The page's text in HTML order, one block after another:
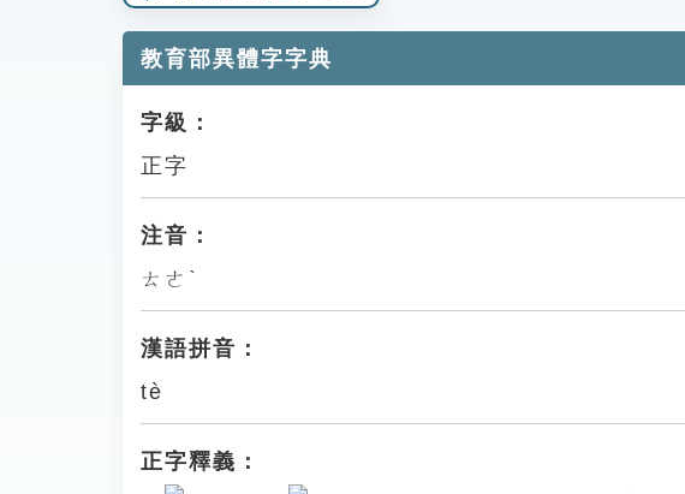
教育部異體字字典
字級：
正字
注音：
ㄊㄜˋ
漢語拼音：
tè
正字釋義：